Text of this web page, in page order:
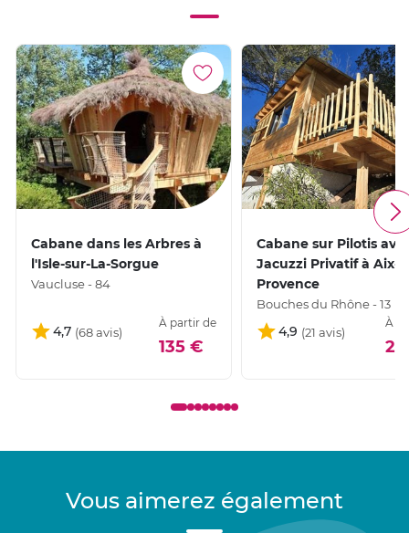
Cabane dans les Arbres à
l'Isle-sur-La-Sorgue
Vaucluse - 84
4,7
À partir de
135 €
Cabane sur Pilotis
Jacuzzi Privatif à Aix-
Provence
Bouches du Rhône - 13
4,9
À
Vous aimerez également